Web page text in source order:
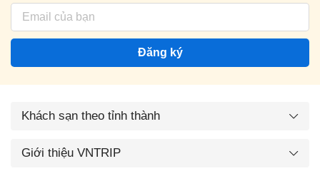
Đăng ký
Khách sạn theo tỉnh thành
Giới thiệu VNTRIP